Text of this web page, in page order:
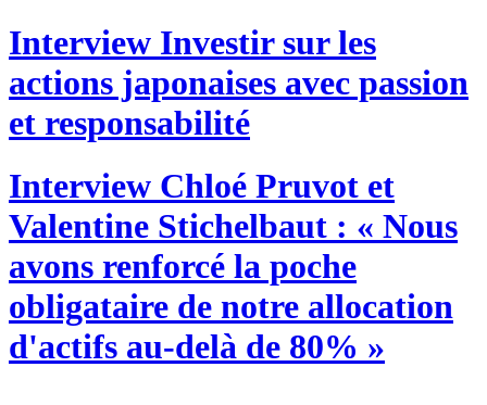
Interview Investir sur les
actions japonaises avec passion
et responsabilité
Interview Chloé Pruvot et
Valentine Stichelbaut : « Nous
avons renforcé la poche
obligataire de notre allocation
d'actifs au-delà de 80% »